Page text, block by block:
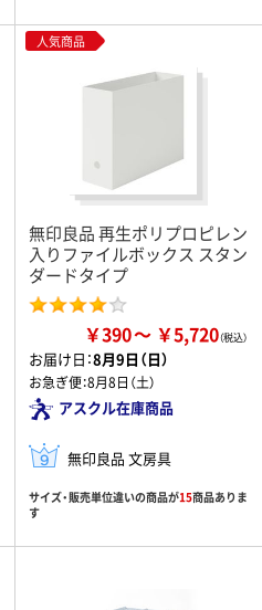
人気商品
無印良品 再生ポリプロピレン
入りファイルボックス スタン
ダードタイプ
￥390 ￥5,720
お届け日：8月9日（日）
お急ぎ便：8月8日（土）
アスクル在庫商品
無印良品 文房具
サイズ・販売単位違いの商品が15商品ありま
す